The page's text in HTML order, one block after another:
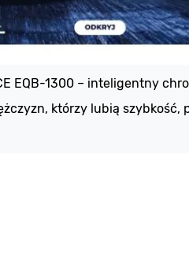
EQB-1300 – inteligentny
którzy lubią szybkość,